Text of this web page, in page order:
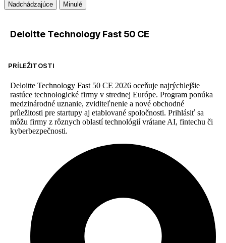
Nadchádzajúce Minulé
Deloitte Technology Fast 50 CE
PRÍLEŽITOSTI
Deloitte Technology Fast 50 CE 2026 oceňuje najrýchlejšie
rastúce technologické firmy v strednej Európe. Program ponúka
medzinárodné uznanie, zviditeľnenie a nové obchodné
príležitosti pre startupy aj etablované spoločnosti. Prihlásiť sa
môžu firmy z rôznych oblastí technológií vrátane AI, fintechu či
kyberbezpečnosti.